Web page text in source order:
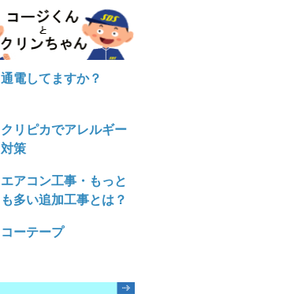
通電してますか？
クリピカでアレルギー
対策
エアコン工事・もっと
も多い追加工事とは？
コーテープ